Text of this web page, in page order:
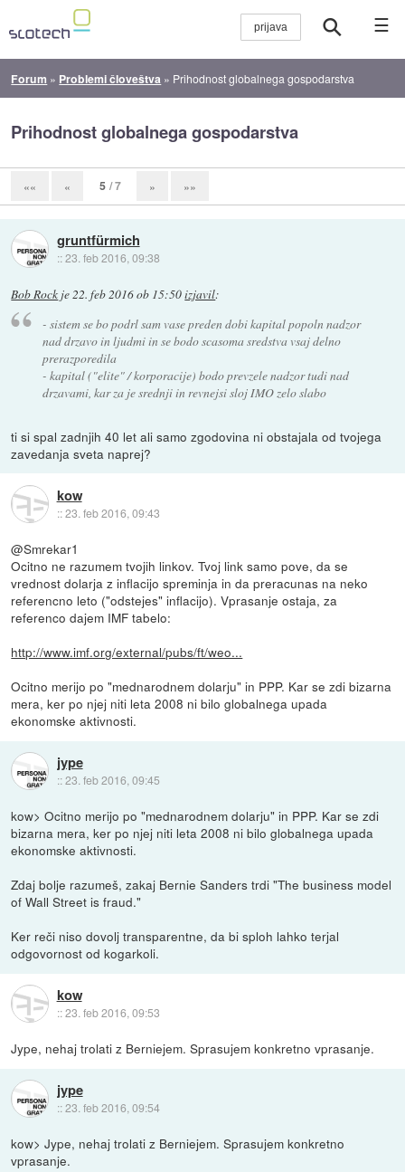
☰
Forum » Problemi človeštva » Prihodnost globalnega gospodarstva
Prihodnost globalnega gospodarstva
«« « 5 / 7 » »»
gruntfürmich
::23. feb 2016, 09:38
Bob Rock je22. feb 2016 ob 15:50izjavil:
- sistem se bo podrl sam vase preden dobi kapital popoln nadzor
nad drzavo in ljudmi in se bodo scasoma sredstva vsaj delno
prerazporedila
- kapital ("elite" / korporacije) bodo prevzele nadzor tudi nad
drzavami, kar za je srednji in revnejsi sloj IMO zelo slabo
ti si spal zadnjih 40 let ali samo zgodovina ni obstajala od tvojega
zavedanja sveta naprej?
kow
::23. feb 2016, 09:43
@Smrekar1
Ocitno ne razumem tvojih linkov. Tvoj link samo pove, da se
vrednost dolarja z inflacijo spreminja in da preracunas na neko
referencno leto ("odstejes" inflacijo). Vprasanje ostaja, za
referenco dajem IMF tabelo:
http://www.imf.org/external/pubs/ft/weo...
Ocitno merijo po "mednarodnem dolarju" in PPP. Kar se zdi bizarna
mera, ker po njej niti leta 2008 ni bilo globalnega upada
ekonomske aktivnosti.
jype
::23. feb 2016, 09:45
kow> Ocitno merijo po "mednarodnem dolarju" in PPP. Kar se zdi
bizarna mera, ker po njej niti leta 2008 ni bilo globalnega upada
ekonomske aktivnosti.
Zdaj bolje razumeš, zakaj Bernie Sanders trdi "The business model
of Wall Street is fraud."
Ker reči niso dovolj transparentne, da bi sploh lahko terjal
odgovornost od kogarkoli.
kow
::23. feb 2016, 09:53
Jype, nehaj trolati z Berniejem. Sprasujem konkretno vprasanje.
jype
::23. feb 2016, 09:54
kow> Jype, nehaj trolati z Berniejem. Sprasujem konkretno
vprasanje.